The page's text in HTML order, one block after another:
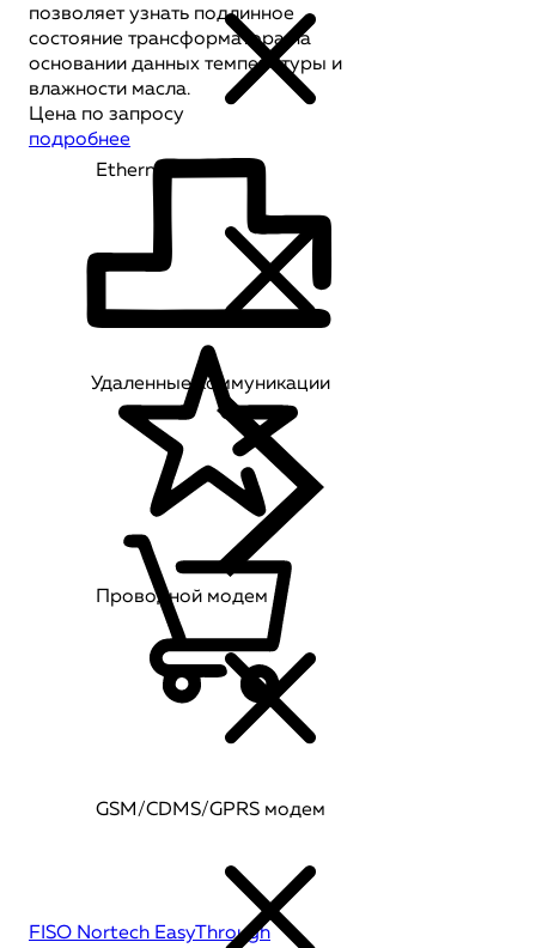
позволяет узнать подлинное
состояние трансформатора на
основании данных температуры и
влажности масла.
Цена по запросу
подробнее
FISO Nortech EasyThrough
Ethernet
Удаленные коммуникации
Проводной модем
GSM/CDMS/GPRS модем